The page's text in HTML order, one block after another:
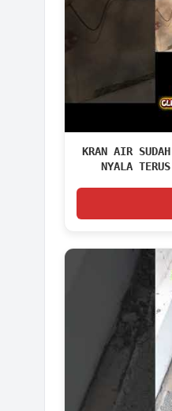
KRAN AIR
NYALA